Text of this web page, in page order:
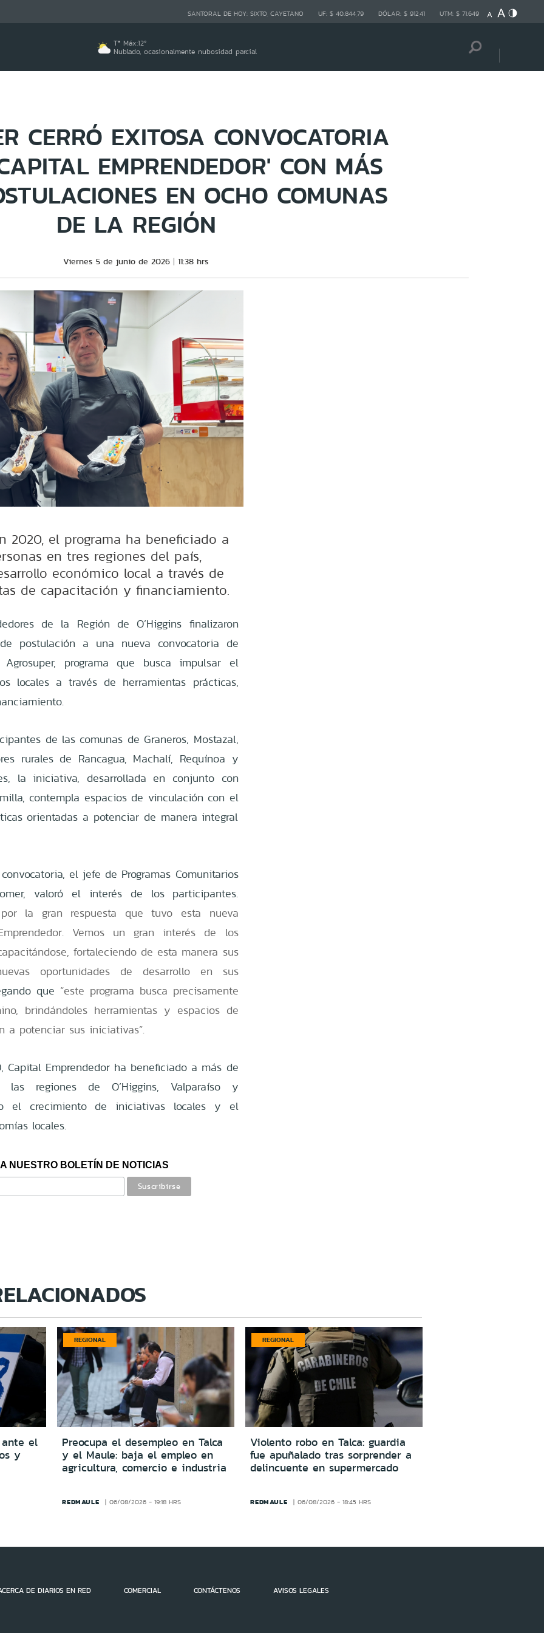
SANTORAL DE HOY: SIXTO, CAYETANO UF: $ 40.844,79 DÓLAR: $ 912,41 UTM: $ 71.649
Tª Máx:12º
Nublado, ocasionalmente nubosidad parcial
CERRÓ EXITOSA CONVOCATORIA
EMPRENDEDOR' CON MÁS
EN OCHO COMUNAS
DE LA REGIÓN
Viernes 5 de junio de 2026 11:38 hrs
2020, el programa ha beneficiado a
en tres regiones del país,
económico local a través de
de capacitación y financiamiento.
de la Región de O’Higgins finalizaron
postulación a una nueva convocatoria de
Agrosuper, programa que busca impulsar el
locales a través de herramientas prácticas,
de las comunas de Graneros, Mostazal,
rurales de Rancagua, Machalí, Requínoa y
la iniciativa, desarrollada en conjunto con
, contempla espacios de vinculación con el
orientadas a potenciar de manera integral
el jefe de Programas Comunitarios
valoró el interés de los participantes.
por la gran respuesta que tuvo esta nueva
Vemos un gran interés de los
fortaleciendo de esta manera sus
oportunidades de desarrollo en sus
que “este programa busca precisamente
brindándoles herramientas y espacios de
a potenciar sus iniciativas”.
Capital Emprendedor ha beneficiado a más de
las regiones de O’Higgins, Valparaíso y
el crecimiento de iniciativas locales y el
locales.
NUESTRO BOLETÍN DE NOTICIAS
el
y
REGIONAL
Preocupa el desempleo en Talca
y el Maule: baja el empleo en
agricultura, comercio e industria
REDMAULE 06/08/2026 - 19:18 HRS
REGIONAL
Violento robo en Talca: guardia
fue apuñalado tras sorprender a
delincuente en supermercado
REDMAULE 06/08/2026 - 18:45 HRS
DE DIARIOS EN RED COMERCIAL CONTÁCTENOS AVISOS LEGALES